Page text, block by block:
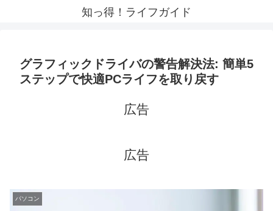
知っ得！ライフガイド
グラフィックドライバの警告解決法: 簡単5
ステップで快適PCライフを取り戻す
広告
広告
パソコン